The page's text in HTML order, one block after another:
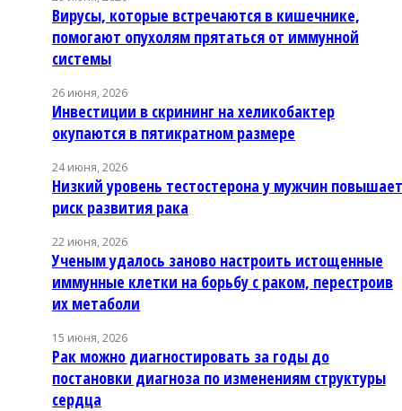
Вирусы, которые встречаются в кишечнике,
помогают опухолям прятаться от иммунной
системы
26 июня, 2026
Инвестиции в скрининг на хеликобактер
окупаются в пятикратном размере
24 июня, 2026
Низкий уровень тестостерона у мужчин повышает
риск развития рака
22 июня, 2026
Ученым удалось заново настроить истощенные
иммунные клетки на борьбу с раком, перестроив
их метаболи
15 июня, 2026
Рак можно диагностировать за годы до
постановки диагноза по изменениям структуры
сердца